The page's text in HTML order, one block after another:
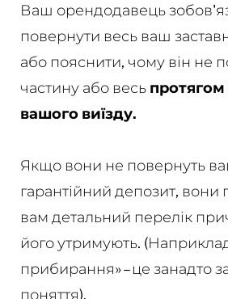
Ваш орендодавець
повернути весь ваш
або пояснити, чому він не
частину або весь протягом
вашого виїзду.
Якщо вони не повернуть
гарантійний депозит, вони
вам детальний перелік
його утримують.
прибирання» – це занадто
поняття).